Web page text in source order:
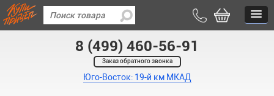
8 (499) 460-56-91
Заказ обратного звонка
Юго-Восток: 19-й км МКАД